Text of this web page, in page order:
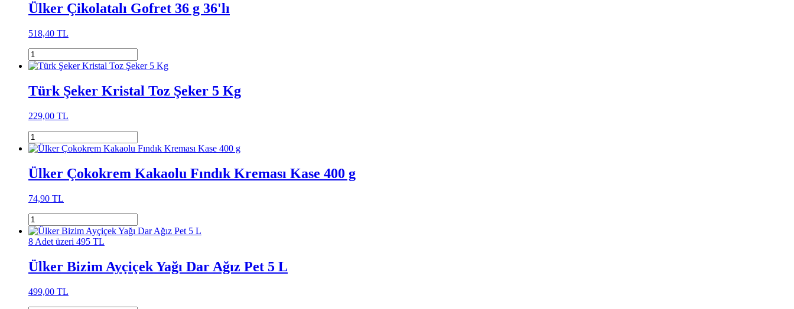
Ülker Çikolatalı Gofret 36 g 36'lı
518,40 TL
Türk Şeker Kristal Toz Şeker 5 Kg
229,00 TL
Ülker Çokokrem Kakaolu Fındık Kreması Kase 400 g
74,90 TL
8 Adet üzeri 495 TL
Ülker Bizim Ayçiçek Yağı Dar Ağız Pet 5 L
499,00 TL